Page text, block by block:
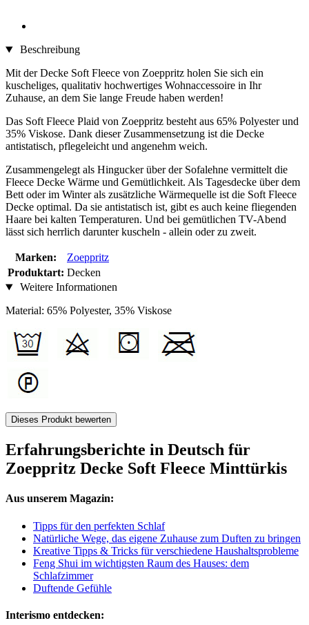
Beschreibung
Mit der Decke Soft Fleece von Zoeppritz holen Sie sich ein
kuscheliges, qualitativ hochwertiges Wohnaccessoire in Ihr
Zuhause, an dem Sie lange Freude haben werden!
Das Soft Fleece Plaid von Zoeppritz besteht aus 65% Polyester und
35% Viskose. Dank dieser Zusammensetzung ist die Decke
antistatisch, pflegeleicht und angenehm weich.
Zusammengelegt als Hingucker über der Sofalehne vermittelt die
Fleece Decke Wärme und Gemütlichkeit. Als Tagesdecke über dem
Bett oder im Winter als zusätzliche Wärmequelle ist die Soft Fleece
Decke optimal. Da sie antistatisch ist, gibt es auch keine fliegenden
Haare bei kalten Temperaturen. Und bei gemütlichen TV-Abend
lässt sich herrlich darunter kuscheln - allein oder zu zweit.
Marken:
Zoeppritz
Produktart: Decken
Weitere Informationen
Material: 65% Polyester, 35% Viskose
Dieses Produkt bewerten
Erfahrungsberichte in Deutsch für
Zoeppritz Decke Soft Fleece Minttürkis
Aus unserem Magazin:
Tipps für den perfekten Schlaf
Natürliche Wege, das eigene Zuhause zum Duften zu bringen
Kreative Tipps & Tricks für verschiedene Haushaltsprobleme
Feng Shui im wichtigsten Raum des Hauses: dem
Schlafzimmer
Duftende Gefühle
Interismo entdecken: